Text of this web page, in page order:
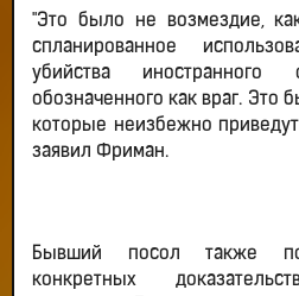
"Это было не возмездие,
спланированное
убийства иностранного
обозначенного как враг. Это
которые неизбежно
заявил Фриман.
Бывший посол также
конкретных